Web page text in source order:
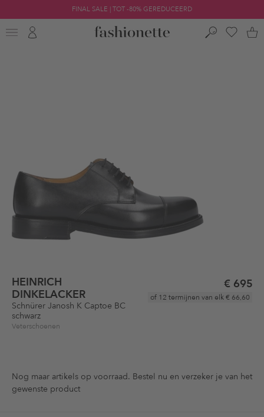
FINAL SALE | TOT -80% GEREDUCEERD
HEINRICH
DINKELACKER
Schnürer Janosh K Captoe BC
schwarz
Veterschoenen
€ 695
of 12 termijnen van elk€ 66,60
Nog maar artikels op voorraad. Bestel nu en verzeker je van het
gewenste product